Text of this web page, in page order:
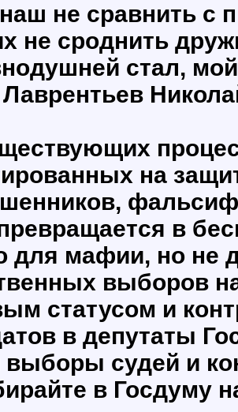
не сравнить с
не сроднить
стал,
на
в
для мафии, но не
выборов
статусом и
в депутаты
выборы судей и
в Госдуму